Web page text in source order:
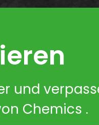
und
Chemics .